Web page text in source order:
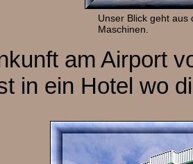
Unser Blick geht aus
Maschinen.
am Airport
in ein Hotel wo